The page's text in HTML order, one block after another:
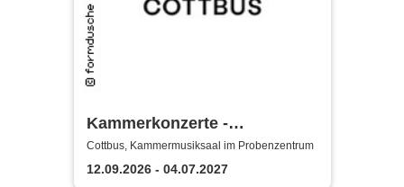
Kammerkonzerte -
Staatstheater Cottbus
Cottbus, Kammermusiksaal im Probenzentrum
12.09.2026 - 04.07.2027